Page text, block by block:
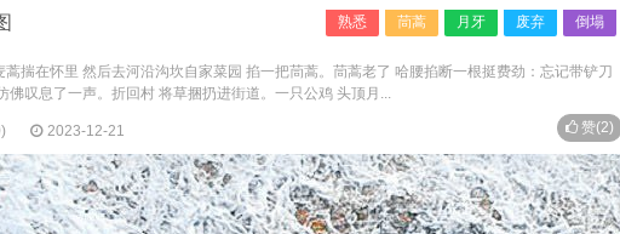
熟悉 茼蒿 月牙 废弃 倒塌
揣在怀里 然后去河沿沟坎自家菜园 掐一把茼蒿。茼蒿老了 哈腰掐断一根挺费劲：忘记带铲刀
佛叹息了一声。折回村 将草捆扔进街道。一只公鸡 头顶月...
2023-12-21 赞(2)